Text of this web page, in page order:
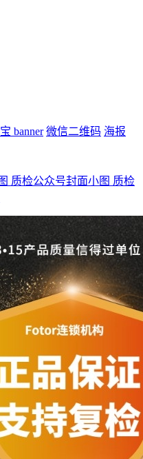
banner 微信二维码 海报
质检公众号封面小图 质检